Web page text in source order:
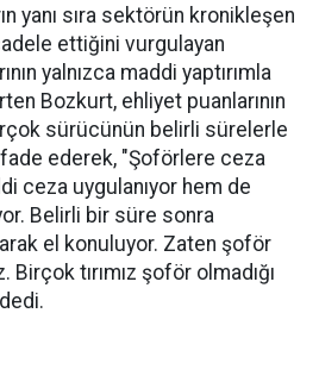
yanı sıra sektörün kronikleşen
ettiğini vurgulayan
yalnızca maddi yaptırımla
Bozkurt, ehliyet puanlarının
sürücünün belirli sürelerle
ifade ederek, "Şoförlere ceza
ceza uygulanıyor hem de
Belirli bir süre sonra
el konuluyor. Zaten şoför
Birçok tırımız şoför olmadığı